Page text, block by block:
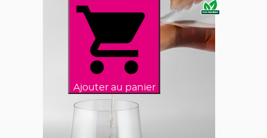
Ajouter au panier